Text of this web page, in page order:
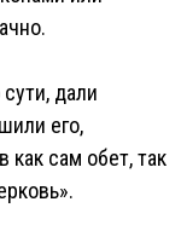
дали
его,
сам обет, так